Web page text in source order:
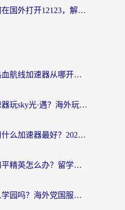
海外党必看：如何在国外打开12123，解决小程序登录难题
苹果手机航海王热血航线加速器从哪开启？海外玩家国服畅玩全攻略
在国外用什么加速器玩sky光·遇？海外玩家国服畅玩终极指南（附魔兽世界狂暴传奇解决方案）
国外玩国服剑灵用什么加速器最好？2026海外玩家亲测指南（附魔兽世界怀旧服精灵之境加速技巧）
在比利时打不开和平精英怎么办？留学生亲测有效的国服游戏加速方案
在欧洲可以打非人学园吗？海外党国服游戏不卡顿的终极指南